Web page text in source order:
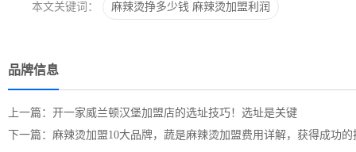
本文关键词： 麻辣烫挣多少钱 麻辣烫加盟利润
品牌信息
上一篇：开一家威兰顿汉堡加盟店的选址技巧！选址是关键
下一篇：麻辣烫加盟10大品牌，蔬是麻辣烫加盟费用详解，获得成功的